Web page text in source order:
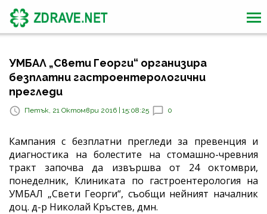
УМБАЛ „Свети Георги“ организира
безплатни гастроентерологични
прегледи
Петък, 21 Октомври 2016 | 15:08:25 0
Кампания с безплатни прегледи за превенция и
диагностика на болестите на стомашно-чревния
тракт започва да извършва от 24 октомври,
понеделник, Клиниката по гастроентерология на
УМБАЛ „Свети Георги“, съобщи нейният началник
доц. д-р Николай Кръстев, дмн.